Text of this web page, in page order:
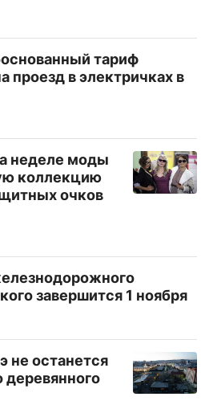
тариф
проезд в электричках в
неделе моды
коллекцию
очков
завершится 1 ноября
не останется
деревянного